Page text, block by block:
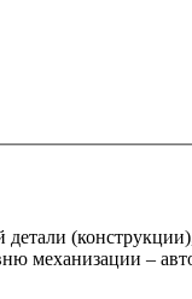
механизации –